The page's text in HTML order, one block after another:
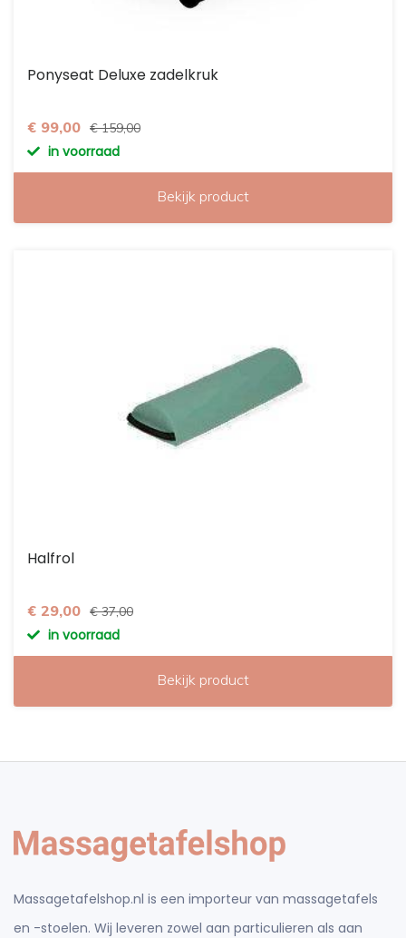
Ponyseat Deluxe zadelkruk
€ 99,00 € 159,00
in voorraad
Bekijk product
Halfrol
€ 29,00 € 37,00
in voorraad
Bekijk product
Massagetafelshop.nl is een importeur van massagetafels
en -stoelen. Wij leveren zowel aan particulieren als aan